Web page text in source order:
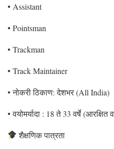
• Assistant
• Pointsman
• Trackman
• Track Maintainer
• नोकरी ठिकाण: देशभर (All India)
• वयोमर्यादा : 18 ते 33 वर्षे (आरक्षित
शैक्षणिक पात्रता